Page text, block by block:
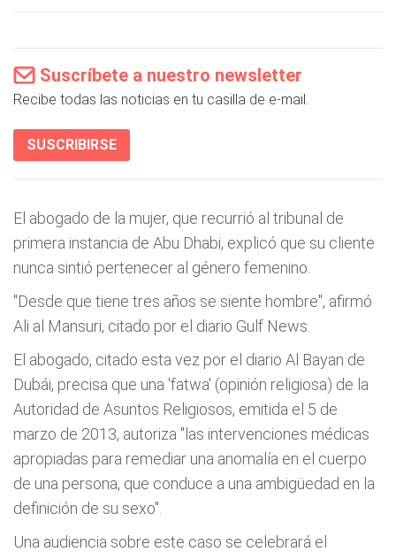
Suscríbete a nuestro newsletter
Recibe todas las noticias en tu casilla de e-mail.
SUSCRIBIRSE
El abogado de la mujer, que recurrió al tribunal de
primera instancia de Abu Dhabi, explicó que su cliente
nunca sintió pertenecer al género femenino.
"Desde que tiene tres años se siente hombre", afirmó
Ali al Mansuri, citado por el diario Gulf News.
El abogado, citado esta vez por el diario Al Bayan de
Dubái, precisa que una 'fatwa' (opinión religiosa) de la
Autoridad de Asuntos Religiosos, emitida el 5 de
marzo de 2013, autoriza "las intervenciones médicas
apropiadas para remediar una anomalía en el cuerpo
de una persona, que conduce a una ambigüedad en la
definición de su sexo".
Una audiencia sobre este caso se celebrará el